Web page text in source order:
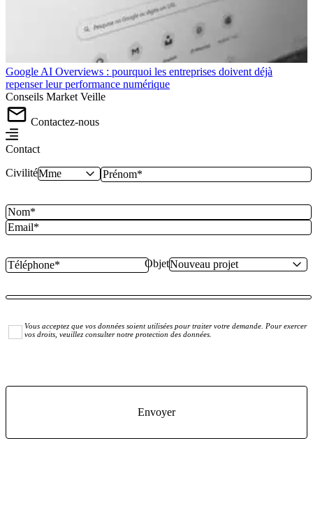
Google AI Overviews : pourquoi les entreprises doivent déjà
repenser leur performance numérique
Conseils Market Veille
Contactez-nous
Contact
Civilité
Objet
Vous acceptez que vos données soient utilisées pour traiter votre demande. Pour exercer
vos droits, veuillez consulter notre protection des données.